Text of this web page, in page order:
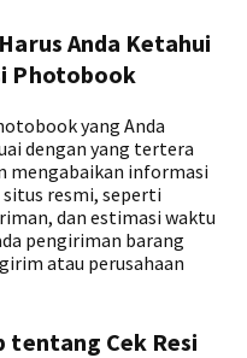
Anda Ketahui
Photobook
yang Anda
dengan yang tertera
mengabaikan informasi
resmi, seperti
dan estimasi waktu
pengiriman barang
atau perusahaan
tentang Cek Resi